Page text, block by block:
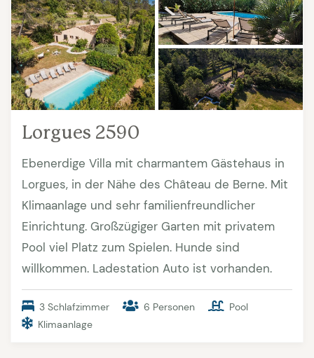
Lorgues 2590
Ebenerdige Villa mit charmantem Gästehaus in
Lorgues, in der Nähe des Château de Berne. Mit
Klimaanlage und sehr familienfreundlicher
Einrichtung. Großzügiger Garten mit privatem
Pool viel Platz zum Spielen. Hunde sind
willkommen. Ladestation Auto ist vorhanden.
3 Schlafzimmer 6 Personen
Pool
Klimaanlage